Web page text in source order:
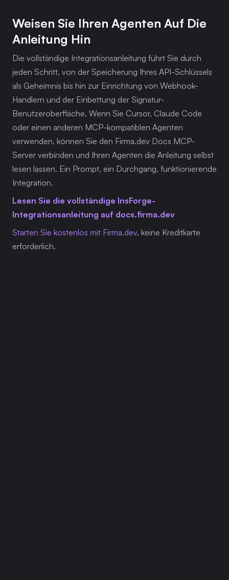
Weisen Sie Ihren Agenten Auf Die
Anleitung Hin
Die vollständige Integrationsanleitung führt Sie durch
jeden Schritt, von der Speicherung Ihres API-Schlüssels
als Geheimnis bis hin zur Einrichtung von Webhook-
Handlern und der Einbettung der Signatur-
Benutzeroberfläche. Wenn Sie Cursor, Claude Code
oder einen anderen MCP-kompatiblen Agenten
verwenden, können Sie den Firma.dev Docs MCP-
Server verbinden und Ihren Agenten die Anleitung selbst
lesen lassen. Ein Prompt, ein Durchgang, funktionierende
Integration.
Lesen Sie die vollständige InsForge-
Integrationsanleitung auf docs.firma.dev
Starten Sie kostenlos mit Firma.dev, keine Kreditkarte
erforderlich.